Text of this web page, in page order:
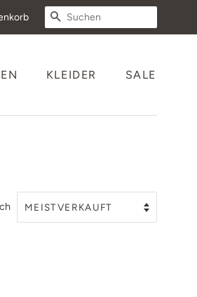
SUCHEN
KLEIDER SALE